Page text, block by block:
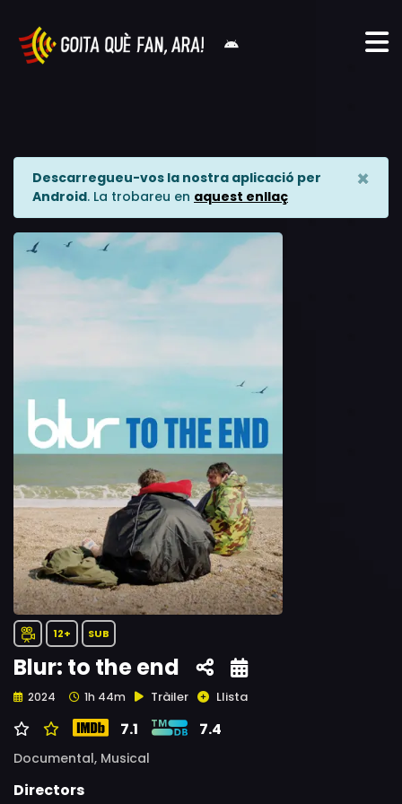
Descarregueu-vos la nostra aplicació per
Android. La trobareu en aquest enllaç
×
12+ SUB
Blur: to the end
2024 1h 44m Tràiler Llista
7.1 7.4
Documental, Musical
Directors